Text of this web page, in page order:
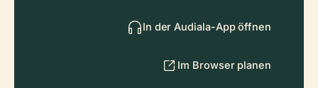
In der Audiala-App öffnen
Im Browser planen